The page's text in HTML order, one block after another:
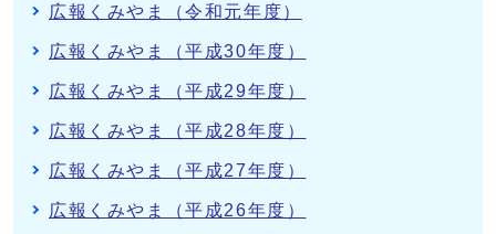
広報くみやま（令和元年度）
広報くみやま（平成30年度）
広報くみやま（平成29年度）
広報くみやま（平成28年度）
広報くみやま（平成27年度）
広報くみやま（平成26年度）